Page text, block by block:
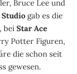
Bruce Lee und
gab es die
bei Star Ace
Potter Figuren,
die schon seit
gewesen.